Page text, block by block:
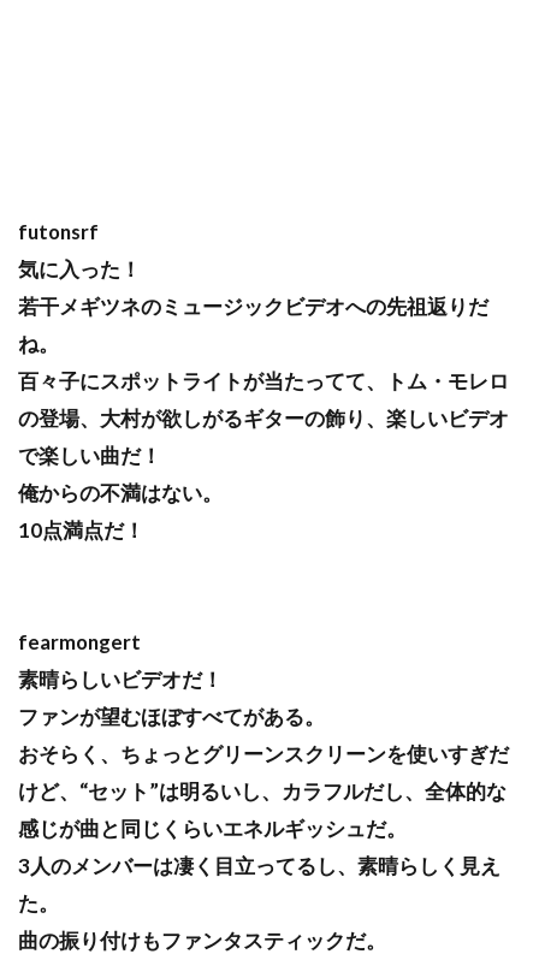
futonsrf
気に入った！
若干メギツネのミュージックビデオへの先祖返りだ
ね。
百々子にスポットライトが当たってて、トム・モレロ
の登場、大村が欲しがるギターの飾り、楽しいビデオ
で楽しい曲だ！
俺からの不満はない。
10点満点だ！
fearmongert
素晴らしいビデオだ！
ファンが望むほぼすべてがある。
おそらく、ちょっとグリーンスクリーンを使いすぎだ
けど、“セット”は明るいし、カラフルだし、全体的な
感じが曲と同じくらいエネルギッシュだ。
3人のメンバーは凄く目立ってるし、素晴らしく見え
た。
曲の振り付けもファンタスティックだ。